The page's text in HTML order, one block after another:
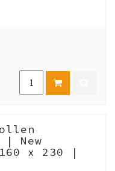
New
x 230 |